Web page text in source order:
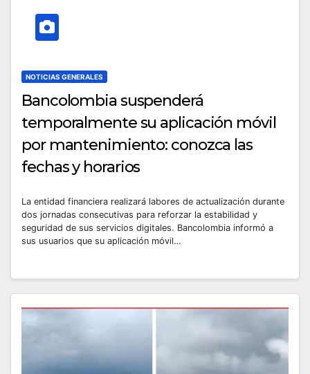
NOTICIAS GENERALES
Bancolombia suspenderá
temporalmente su aplicación móvil
por mantenimiento: conozca las
fechas y horarios
La entidad financiera realizará labores de actualización durante
dos jornadas consecutivas para reforzar la estabilidad y
seguridad de sus servicios digitales. Bancolombia informó a
sus usuarios que su aplicación móvil…